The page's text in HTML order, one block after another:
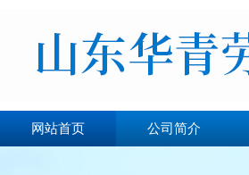
网站首页 公司简介